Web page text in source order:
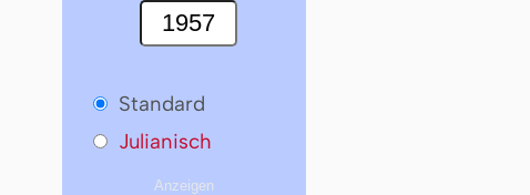
Standard
Julianisch